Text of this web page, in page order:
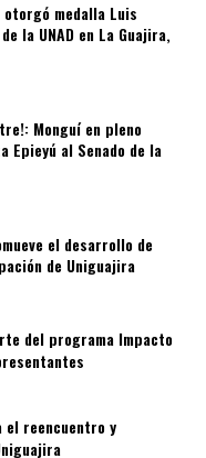
medalla Luis
la UNAD en La Guajira,
Monguí en pleno
Epieyú al Senado de la
el desarrollo de
de Uniguajira
del programa Impacto
el reencuentro y